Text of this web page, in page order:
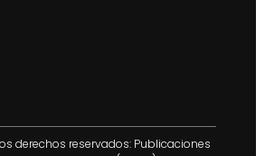
derechos reservados: Publicaciones